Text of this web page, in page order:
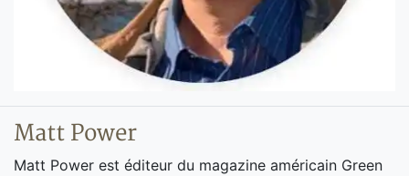
Matt Power
Matt Power est éditeur du magazine américain Green